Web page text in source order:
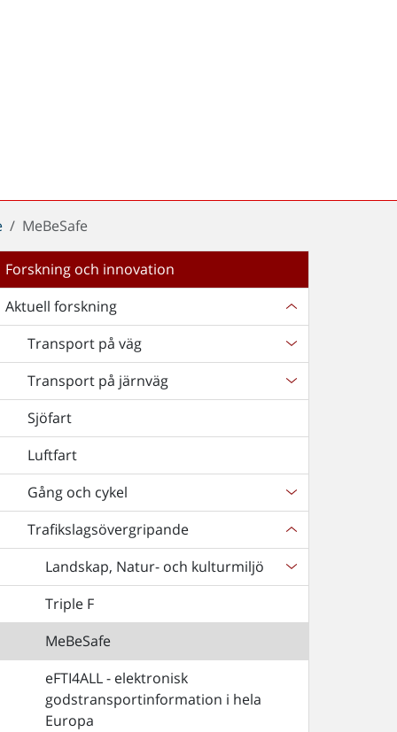
MeBeSafe
Forskning och innovation
Aktuell forskning
Transport på väg
Transport på järnväg
Sjöfart
Luftfart
Gång och cykel
Trafikslagsövergripande
Landskap, Natur- och kulturmiljö
Triple F
MeBeSafe
eFTI4ALL - elektronisk
godstransportinformation i hela
Europa